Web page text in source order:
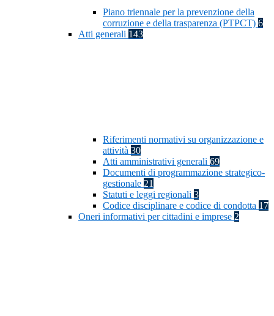
Piano triennale per la prevenzione della
corruzione e della trasparenza (PTPCT) 6
Atti generali 143
Riferimenti normativi su organizzazione e
attività 30
Atti amministrativi generali 69
Documenti di programmazione strategico-
gestionale 21
Statuti e leggi regionali 3
Codice disciplinare e codice di condotta 17
Oneri informativi per cittadini e imprese 2